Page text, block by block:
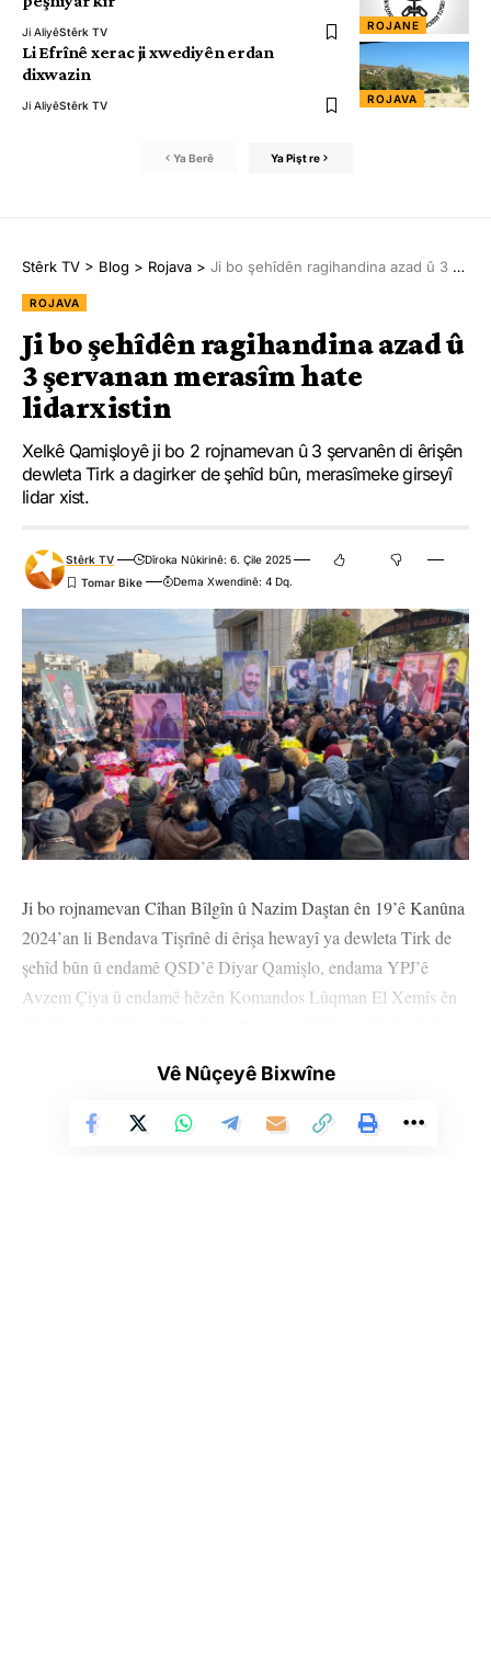
ROJANE
Ji AliyêStêrk TV
ROJAVA
Li Efrînê xerac ji xwediyên erdan
dixwazin
Ji AliyêStêrk TV
Ya Berê Ya Pişt re
Stêrk TV > Blog > Rojava > Ji bo şehîdên ragihandina azad û 3 şervanan merasîm hate lidarxistin
ROJAVA
Ji bo şehîdên ragihandina azad û
3 şervanan merasîm hate
lidarxistin
Xelkê Qamişloyê ji bo 2 rojnamevan û 3 şervanên di êrişên
dewleta Tirk a dagirker de şehîd bûn, merasîmeke girseyî
lidar xist.
Stêrk TV
Dîroka Nûkirinê: 6. Çile 2025
Dema Xwendinê: 4 Dq.
Ji bo rojnamevan Cîhan Bîlgîn û Nazim Daştan ên 19’ê Kanûna
2024’an li Bendava Tişrînê di êrişa hewayî ya dewleta Tirk de
şehîd bûn û endamê QSD’ê Diyar Qamişlo, endama YPJ’ê
Avzem Çiya û endamê hêzên Komandos Lûqman El Xemîs ên
Di merasîmê de bi hezaran kes ji şêniyên herêmê, rojnamevan,
Vê Nûçeyê Bixwîne